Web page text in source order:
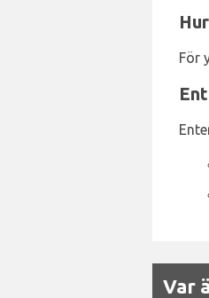
För
Var